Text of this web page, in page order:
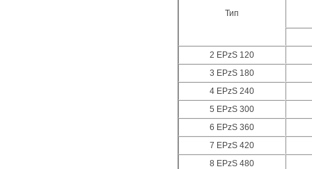
Тип
2 EPzS 120
3 EPzS 180
4 EPzS 240
5 EPzS 300
6 EPzS 360
7 EPzS 420
8 EPzS 480